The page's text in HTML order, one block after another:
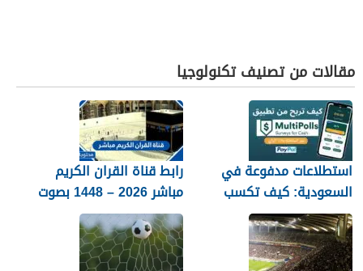
مقالات من تصنيف تكنولوجيا
استطلاعات مدفوعة في
السعودية: كيف تكسب
المال مع MultiPolls
رابط قناة القران الكريم
مباشر 2026 – 1448 بصوت
جميل